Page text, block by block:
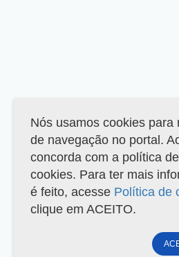
Nós usamos cookies
de navegação no portal.
concorda com a política
cookies. Para ter mais
é feito, acesse Política de
clique em ACEITO.